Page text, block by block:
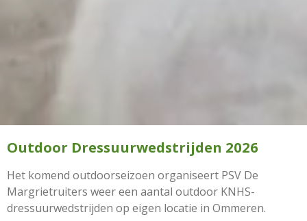
Outdoor Dressuurwedstrijden 2026
Het komend outdoorseizoen organiseert PSV De
Margrietruiters weer een aantal outdoor KNHS-
dressuurwedstrijden op eigen locatie in Ommeren.